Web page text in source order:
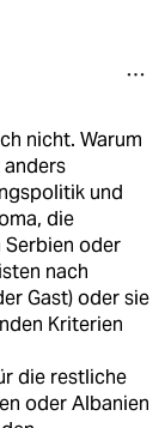
nicht. Warum
anders
und
die
oder
nach
Gast) oder sie
Kriterien
die restliche
oder Albanien